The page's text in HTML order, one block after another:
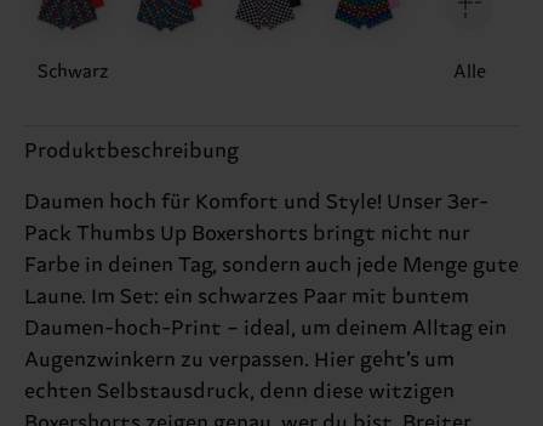
Schwarz Alle
Produktbeschreibung
Daumen hoch für Komfort und Style! Unser 3er-
Pack Thumbs Up Boxershorts bringt nicht nur
Farbe in deinen Tag, sondern auch jede Menge gute
Laune. Im Set: ein schwarzes Paar mit buntem
Daumen-hoch-Print – ideal, um deinem Alltag ein
Augenzwinkern zu verpassen. Hier geht’s um
echten Selbstausdruck, denn diese witzigen